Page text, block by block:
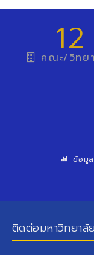
12
คณะ/วิทย
ข้อมู
ติดต่อมหาวิทยาลัย